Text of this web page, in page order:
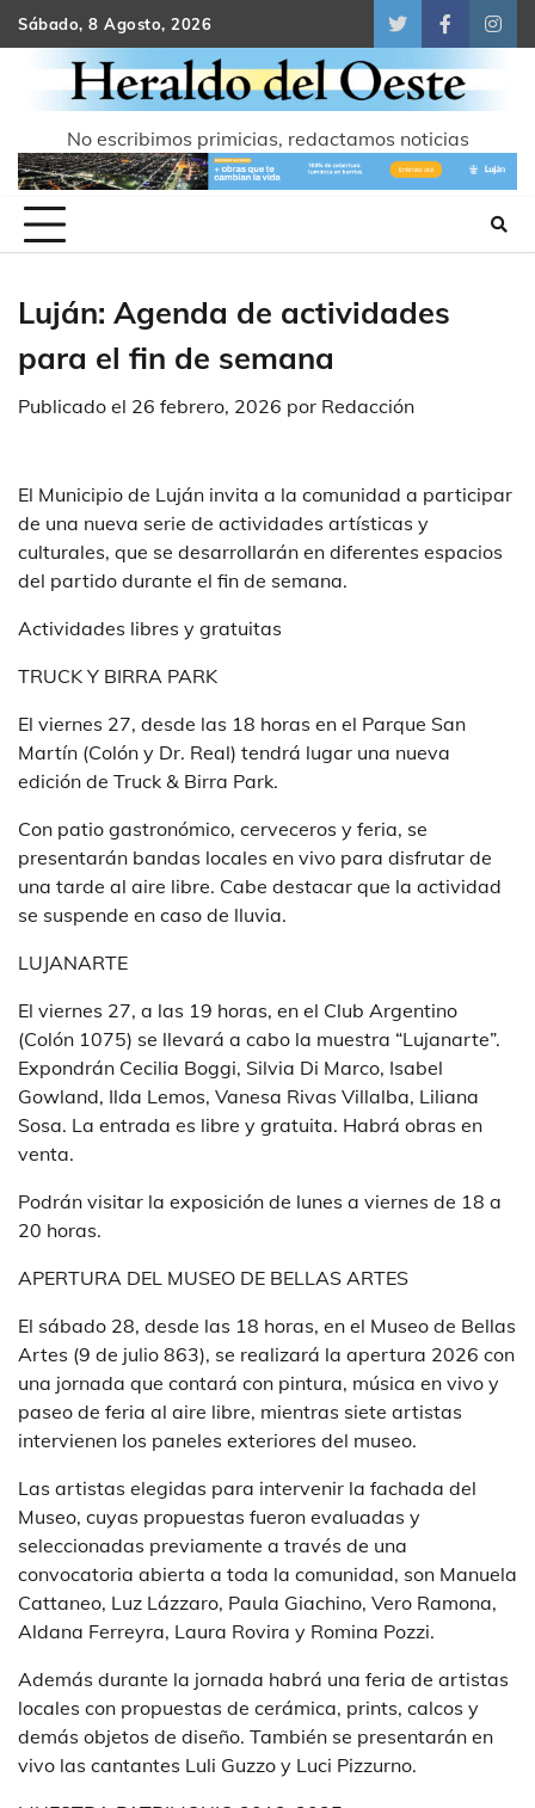
Skip
to
content
Sábado, 8 Agosto, 2026
TwitterFacebook
No escribimos primicias, redactamos noticias
Luján: Agenda de actividades
para el fin de semana
Publicado el 26 febrero, 2026 por Redacción
El Municipio de Luján invita a la comunidad a participar
de una nueva serie de actividades artísticas y
culturales, que se desarrollarán en diferentes espacios
del partido durante el fin de semana.
Actividades libres y gratuitas
TRUCK Y BIRRA PARK
El viernes 27, desde las 18 horas en el Parque San
Martín (Colón y Dr. Real) tendrá lugar una nueva
edición de Truck & Birra Park.
Con patio gastronómico, cerveceros y feria, se
presentarán bandas locales en vivo para disfrutar de
una tarde al aire libre. Cabe destacar que la actividad
se suspende en caso de lluvia.
LUJANARTE
El viernes 27, a las 19 horas, en el Club Argentino
(Colón 1075) se llevará a cabo la muestra “Lujanarte”.
Expondrán Cecilia Boggi, Silvia Di Marco, Isabel
Gowland, Ilda Lemos, Vanesa Rivas Villalba, Liliana
Sosa. La entrada es libre y gratuita. Habrá obras en
venta.
Podrán visitar la exposición de lunes a viernes de 18 a
20 horas.
APERTURA DEL MUSEO DE BELLAS ARTES
El sábado 28, desde las 18 horas, en el Museo de Bellas
Artes (9 de julio 863), se realizará la apertura 2026 con
una jornada que contará con pintura, música en vivo y
paseo de feria al aire libre, mientras siete artistas
intervienen los paneles exteriores del museo.
Las artistas elegidas para intervenir la fachada del
Museo, cuyas propuestas fueron evaluadas y
seleccionadas previamente a través de una
convocatoria abierta a toda la comunidad, son Manuela
Cattaneo, Luz Lázzaro, Paula Giachino, Vero Ramona,
Aldana Ferreyra, Laura Rovira y Romina Pozzi.
Además durante la jornada habrá una feria de artistas
locales con propuestas de cerámica, prints, calcos y
demás objetos de diseño. También se presentarán en
vivo las cantantes Luli Guzzo y Luci Pizzurno.